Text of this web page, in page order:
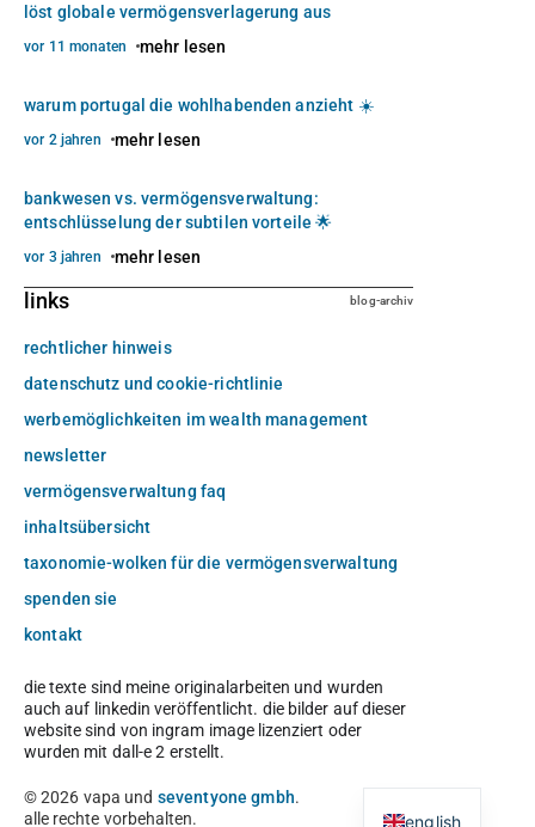
löst globale vermögensverlagerung aus
vor 11 monaten mehr lesen
warum portugal die wohlhabenden anzieht ☀️
vor 2 jahren mehr lesen
bankwesen vs. vermögensverwaltung:
entschlüsselung der subtilen vorteile 🌟
vor 3 jahren mehr lesen
links blog-archiv
rechtlicher hinweis
datenschutz und cookie-richtlinie
werbemöglichkeiten im wealth management
newsletter
vermögensverwaltung faq
inhaltsübersicht
taxonomie-wolken für die vermögensverwaltung
spenden sie
kontakt
© 2026 vapa und seventyone gmbh.
alle rechte vorbehalten.
die texte sind meine originalarbeiten und wurden
auch auf linkedin veröffentlicht. die bilder auf dieser
website sind von ingram image lizenziert oder
wurden mit dall-e 2 erstellt.
english